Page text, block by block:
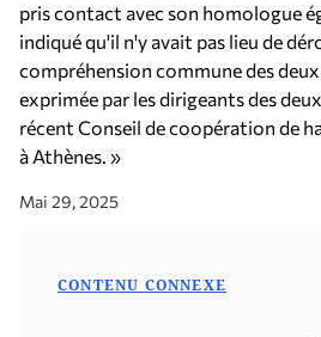
pris contact avec son homologue
indiqué qu'il n'y avait pas lieu de
compréhension commune des
exprimée par les dirigeants des
récent Conseil de coopération de
à Athènes. »
Mai 29, 2025
CONTENU CONNEXE